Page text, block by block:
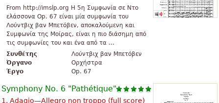
From http://imslp.org H 5η Συμφωνία σε Ντο
ελάσσονα Op. 67 είναι μία συμφωνία του
Λούντβιχ βαν Μπετόβεν, αποκαλούμενη και
Συμφωνία της Μοίρας, είναι η πιο διάσημη από
τις συμφωνίες του και ένα από τα ...
Συνθέτης
Λούντβιχ βαν Μπετόβεν
Όργανο
Ορχήστρα
Έργο
Op. 67
Symphony No. 6 "Pathétique"
1. Adagio—Allegro non troppo (full score)